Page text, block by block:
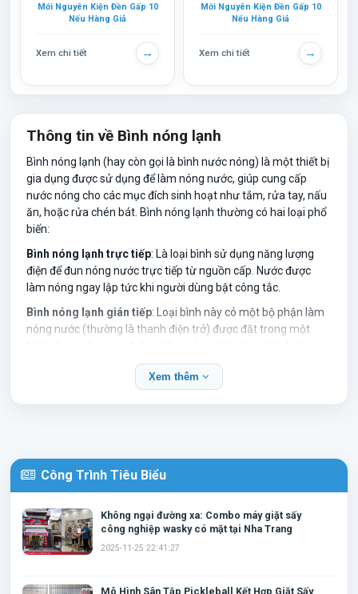
Mới Nguyên Kiện Đền Gấp 10
Nếu Hàng Giả
Xem chi tiết →
Mới Nguyên Kiện Đền Gấp 10
Nếu Hàng Giả
Xem chi tiết →
Thông tin về Bình nóng lạnh
Bình nóng lạnh (hay còn gọi là bình nước nóng) là một thiết bị
gia dụng được sử dụng để làm nóng nước, giúp cung cấp
nước nóng cho các mục đích sinh hoạt như tắm, rửa tay, nấu
ăn, hoặc rửa chén bát. Bình nóng lạnh thường có hai loại phổ
biến:
Bình nóng lạnh trực tiếp: Là loại bình sử dụng năng lượng
điện để đun nóng nước trực tiếp từ nguồn cấp. Nước được
làm nóng ngay lập tức khi người dùng bật công tắc.
Bình nóng lạnh gián tiếp: Loại bình này có một bộ phận làm
nóng nước (thường là thanh điện trở) được đặt trong một
này. Các bình này thường có dung tích lớn, có thể giữ nước
nóng trong một khoảng thời gian dài.
Bình nóng lạnh thường được lắp đặt trong nhà tắm hoặc
Dưới đây là so sánh chi tiết giữa 4 thương hiệu bình nóng lạnh
nổi bật:Ariston, Ferroli,Rossi
đều có những ưu điểm và đặc điểm riêng biệt:
1.Ariston
Xuất xứ: Ý
Xem thêm
Công Trình Tiêu Biểu
Không ngại đường xa: Combo máy giặt sấy
công nghiệp wasky có mặt tại Nha Trang
2025-11-25 22:41:27
Mô Hình Sân Tập Pickleball Kết Hợp Giặt Sấy